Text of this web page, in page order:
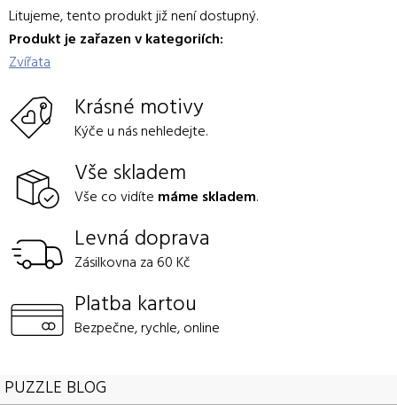
Litujeme, tento produkt již není dostupný.
Produkt je zařazen v kategoriích:
Zvířata
Krásné motivy
Kýče u nás nehledejte.
Vše skladem
Vše co vidíte máme skladem.
Levná doprava
Zásilkovna za 60 Kč
Platba kartou
Bezpečne, rychle, online
PUZZLE BLOG